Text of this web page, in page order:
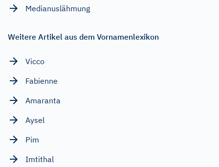
Medianuslähmung
Weitere Artikel aus dem Vornamenlexikon
Vicco
Fabienne
Amaranta
Aysel
Pim
Imtithal